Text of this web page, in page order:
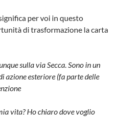
per voi in questo
di trasformazione la carta
sulla via Secca. Sono in un
azione esteriore (fa parte delle
vita? Ho chiaro dove voglio